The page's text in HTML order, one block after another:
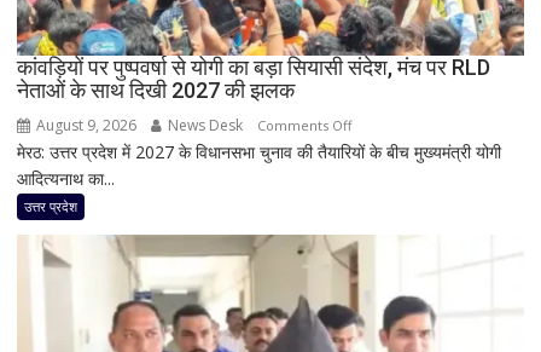
बम
फटा
हो’
कांवड़ियों पर पुष्पवर्षा से योगी का बड़ा सियासी संदेश, मंच पर RLD
नेताओं के साथ दिखी 2027 की झलक
August 9, 2026 News Desk Comments Offon
कांवड़ियों
योगी
का
बड़ा
सियासी
मेरठ: उत्तर प्रदेश में 2027 के विधानसभा चुनाव की तैयारियों के बीच मुख्यमंत्री योगी
आदित्यनाथ का...
उत्तर प्रदेश